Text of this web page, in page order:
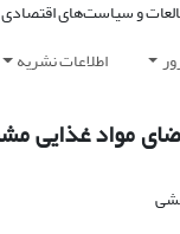
اطلاعات نشریه
مواد غذایی